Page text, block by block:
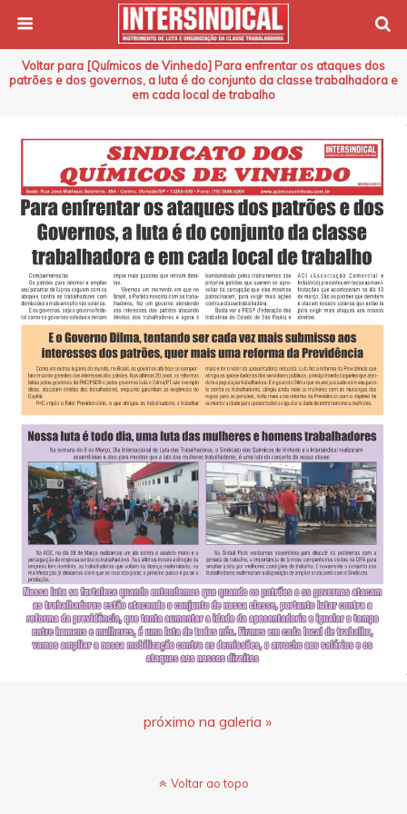
Voltar para [Químicos de Vinhedo] Para enfrentar os ataques dos
patrões e dos governos, a luta é do conjunto da classe trabalhadora e
em cada local de trabalho
próximo na galeria »
Voltar ao topo